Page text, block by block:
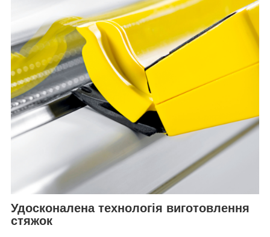
Удосконалена технологія виготовлення
стяжок